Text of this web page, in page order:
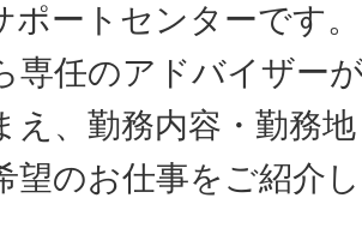
ポートセンターです
専任のアドバイザー
え、勤務内容・勤務
望のお仕事をご紹介